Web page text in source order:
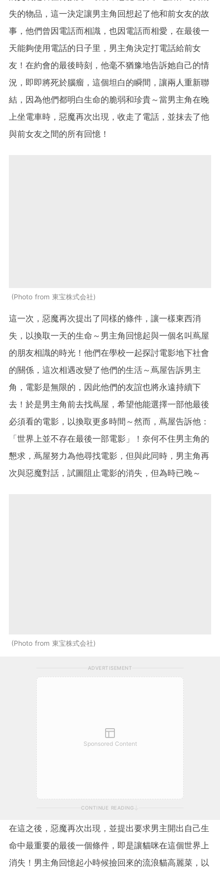
失的物品，這一決定讓男主角回想起了他和前女友的故
事，他們曾因電話而相識，也因電話而相愛，在最後一
天能夠使用電話的日子里，男主角決定打電話給前女
友！在約會的最後時刻，他毫不猶豫地告訴她自己的情
況，即即將死於腦瘤，這個坦白的瞬間，讓兩人重新聯
結，因為他們都明白生命的脆弱和珍貴～當男主角在晚
上坐電車時，惡魔再次出現，收走了電話，並抹去了他
與前女友之間的所有回憶！
Photo from 東宝株式会社
這一次，惡魔再次提出了同樣的條件，讓一樣東西消
失，以換取一天的生命～男主角回憶起與一個名叫蔦屋
的朋友相識的時光！他們在學校一起探討電影地下社會
的關係，這次相遇改變了他們的生活～蔦屋告訴男主
角，電影是無限的，因此他們的友誼也將永遠持續下
去！於是男主角前去找蔦屋，希望他能選擇一部他最後
必須看的電影，以換取更多時間～然而，蔦屋告訴他：
「世界上並不存在最後一部電影」！奈何不住男主角的
懇求，蔦屋努力為他尋找電影，但與此同時，男主角再
次與惡魔對話，試圖阻止電影的消失，但為時已晚～
Photo from 東宝株式会社
ADVERTISEMENT
Sponsored Content
CONTINUE READING
在這之後，惡魔再次出現，並提出要求男主開出自己生
命中最重要的最後一個條件，即是讓貓咪在這個世界上
消失！男主角回憶起小時候撿回來的流浪貓高麗菜，以